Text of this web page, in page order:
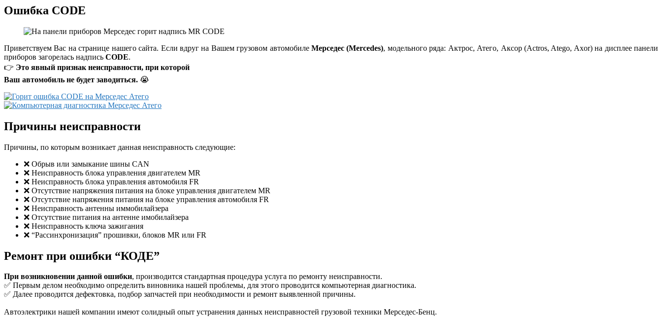
Ошибка CODE
Приветствуем Вас на странице нашего сайта. Если вдруг на Вашем грузовом автомобиле Мерседес (Mercedes), модельного ряда: Актрос, Атего, Аксор (Actros, Atego, Axor) на дисплее панели
приборов загорелась надпись CODE.
👉 Это явный признак неисправности, при которой
Ваш автомобиль не будет заводиться. 😭
Причины неисправности
Причины, по которым возникает данная неисправность следующие:
❌ Обрыв или замыкание шины CAN
❌ Неисправность блока управления двигателем MR
❌ Неисправность блока управления автомобиля FR
❌ Отсутствие напряжения питания на блоке управления двигателем MR
❌ Отсутствие напряжения питания на блоке управления автомобиля FR
❌ Неисправность антенны иммобилайзера
❌ Отсутствие питания на антенне имобилайзера
❌ Неисправность ключа зажигания
❌ “Рассинхронизация” прошивки, блоков MR или FR
Ремонт при ошибки “КОДЕ”
При возникновении данной ошибки, производится стандартная процедура услуга по ремонту неисправности.
✅ Первым делом необходимо определить виновника нашей проблемы, для этого проводится компьютерная диагностика.
✅ Далее проводится дефектовка, подбор запчастей при необходимости и ремонт выявленной причины.
Автоэлектрики нашей компании имеют солидный опыт устранения данных неисправностей грузовой техники Мерседес-Бенц.